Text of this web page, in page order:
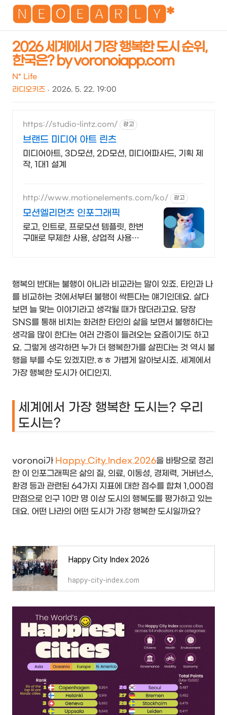
🅽🅴🅾🅴🅰🆁🅻🆈*
2026 세계에서 가장 행복한 도시 순위,
한국은? by voronoiapp.com
N* Life
라디오키즈
2026. 5. 22. 19:00
https://studio-lintz.com/ 광고
브랜드 미디어 아트 린츠
미디어아트, 3D모션, 2D모션, 미디어파사드, 기획 제
작, 1대1 설계
http://www.motionelements.com/ko/ 광고
모션엘리먼츠 인포그래픽
로고, 인트로, 프로모션 템플릿, 한번
구매로 무제한 사용, 상업적 사용
행복의 반대는 불행이 아니라 비교라는 말이 있죠. 타인과 나
를 비교하는 것에서부터 불행이 싹튼다는 얘기인데요. 살다
보면 늘 맞는 이야기라고 생각될 때가 많더라고요. 당장
SNS를 통해 비치는 화려한 타인의 삶을 보면서 불행하다는
생각을 많이 한다는 여러 간증이 들려오는 요즘이기도 하고
요. 그렇게 생각하면 누가 더 행복한가를 살핀다는 것 역시 불
행을 부를 수도 있겠지만.ㅎㅎ 가볍게 알아보시죠. 세계에서
가장 행복한 도시가 어디인지.
세계에서 가장 행복한 도시는? 우리
도시는?
voronoi가 Happy City Index 2026을 바탕으로 정리
한 이 인포그래픽은 삶의 질, 의료, 이동성, 경제력, 거버넌스,
환경 등과 관련된 64가지 지표에 대한 점수를 합쳐 1,000점
만점으로 인구 10만 명 이상 도시의 행복도를 평가하고 있는
데요. 어떤 나라의 어떤 도시가 가장 행복한 도시일까요?
Happy City Index 2026
happy-city-index.com